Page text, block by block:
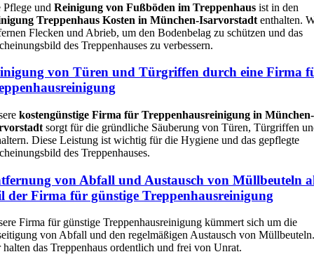
Pflege und Reinigung von Fußböden im Treppenhaus ist in den
Treppenhaus Kosten in München-Isarvorstadt enthalten.
Flecken und Abrieb, um den Bodenbelag zu schützen und das
des Treppenhauses zu verbessern.
von Türen und Türgriffen durch eine Firma
kostengünstige Firma für Treppenhausreinigung in München-
sorgt für die gründliche Säuberung von Türen, Türgriffen
Diese Leistung ist wichtig für die Hygiene und das gepflegte
des Treppenhauses.
von Abfall und Austausch von Müllbeuteln
der Firma für günstige Treppenhausreinigung
Firma für günstige Treppenhausreinigung kümmert sich um die
von Abfall und den regelmäßigen Austausch von Müllbeuteln.
halten das Treppenhaus ordentlich und frei von Unrat.